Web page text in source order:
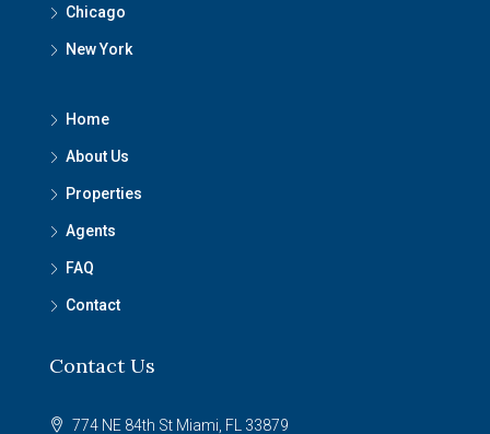
Chicago
New York
Home
About Us
Properties
Agents
FAQ
Contact
Contact Us
774 NE 84th St Miami, FL 33879